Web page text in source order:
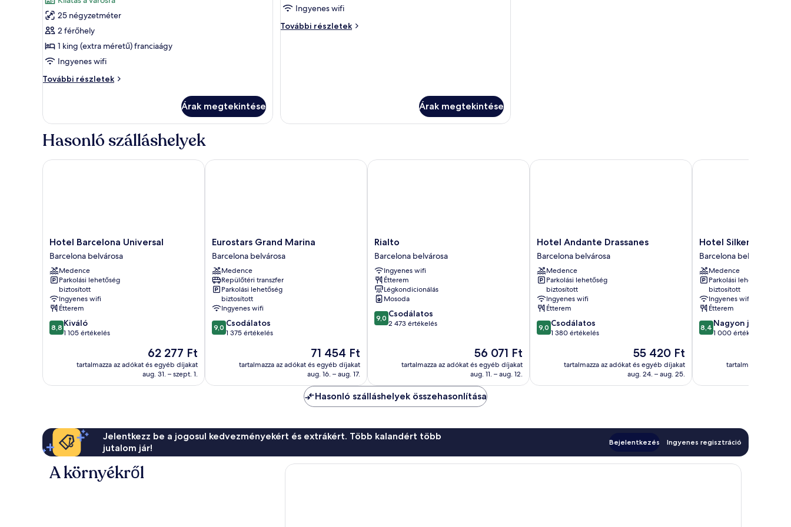
képének
megtekintése:
Deluxe
szoba,
kilátással
a
25 négyzetméter
2 férőhely
1 king (extra méretű) franciaágy
Ingyenes wifi
További részletek
Deluxe
városra
részletei
Árak megtekintése
képének
megtekintése:
Ingyenes wifi
További részletek
Szoba
Árak megtekintése
Hasonló szálláshelyek
Hotel
Barcelona
Universal
Barcelona
belvárosa
Hotel Barcelona Universal
Barcelona belvárosa
Medence
Parkolási lehetőség
biztosított
Ingyenes wifi
Étterem
8.8
ennyiből:
8,8 Kiváló
1 105 értékelés
Az
ár
62 277 Ft
62 277 Ft
tartalmazza az adókat és egyéb díjakat
aug. 31. – szept. 1.
Hotel Barcelona Universal
Eurostars
Grand
Marina
Barcelona
belvárosa
Eurostars Grand Marina
Barcelona belvárosa
Medence
Repülőtéri transzfer
Parkolási lehetőség
biztosított
Ingyenes wifi
9.0
ennyiből:
9,0 Csodálatos
1 375 értékelés
Az
ár
71 454 Ft
71 454 Ft
tartalmazza az adókat és egyéb díjakat
aug. 16. – aug. 17.
Eurostars Grand Marina
Rialto
Barcelona
belvárosa
Rialto
Barcelona belvárosa
Ingyenes wifi
Étterem
Légkondicionálás
Mosoda
9.0
ennyiből:
értékelés
9,0 Csodálatos
2 473 értékelés
Az
ár
56 071 Ft
56 071 Ft
tartalmazza az adókat és egyéb díjakat
aug. 11. – aug. 12.
Rialto
Hotel
Andante
Drassanes
Barcelona
belvárosa
Hotel Andante Drassanes
Barcelona belvárosa
Medence
Parkolási lehetőség
biztosított
Ingyenes wifi
Étterem
9.0
ennyiből:
9,0 Csodálatos
1 380 értékelés
Az
ár
55 420 Ft
55 420 Ft
tartalmazza az adókat és egyéb díjakat
aug. 24. – aug. 25.
Hotel Andante Drassanes
Hotel
Silken
Ramblas
Barcelona
belvárosa
Hotel Silken Ramblas
Barcelona belvárosa
Medence
Parkolási lehetőség
biztosított
Ingyenes wifi
Étterem
8.4
ennyiből:
értékelés
8,4 Nagyon jó
1 000 értékelés
tartalmazza az
Hotel Silken Ramblas
Hasonló szálláshelyek összehasonlítása
Jelentkezz be a jogosul kedvezményekért és extrákért. Több kalandért több
jutalom jár!
Bejelentkezés Ingyenes regisztráció
A környékről